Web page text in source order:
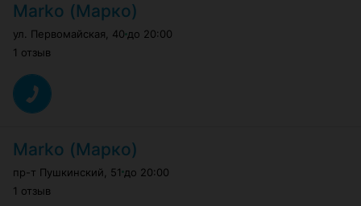
Marko (Марко)
ул. Первомайская, 40 до 20:00
1 отзыв
Marko (Марко)
пр-т Пушкинский 51 до 20:00
1 отзыв